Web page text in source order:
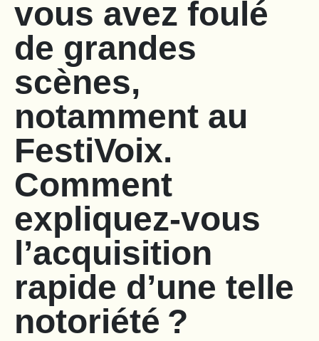
vous avez foulé
de grandes
scènes,
notamment au
FestiVoix.
Comment
expliquez-vous
l’acquisition
rapide d’une telle
notoriété ?